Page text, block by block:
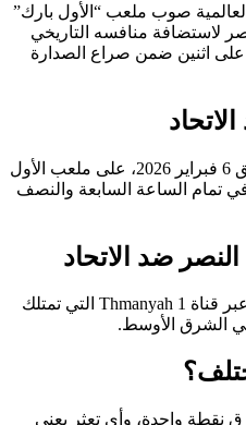
صوب ملعب “الأول بارك”
لاستضافة منافسه التاريخي
على اثنين ضمن صراع الصدارة
يلتقي الفريقين يوم الجمعة الموافق 6 فبراير 2026، على ملعب الأول
في تمام الساعة السابعة والنصف
النصر ضد الاتحاد
يمكن مشاهدة المواجهة المرتقبة عبر قناة Thmanyah 1 التي تمتلك
الشرق الأوسط.
نقطة واحدة، وأي تعثر يعني